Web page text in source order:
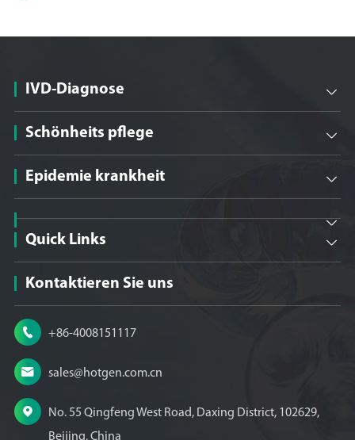
IVD-Diagnose 
Schönheits pflege 
Epidemie krankheit 

Quick Links 
Kontaktieren Sie uns
 +86-4008151117
 sales@hotgen.com.cn

No. 55 Qingfeng West Road, Daxing District, 102629,
Beijing, China